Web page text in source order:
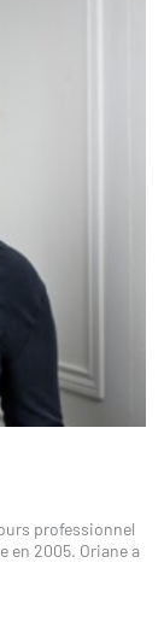
professionnel
en 2005. Oriane a